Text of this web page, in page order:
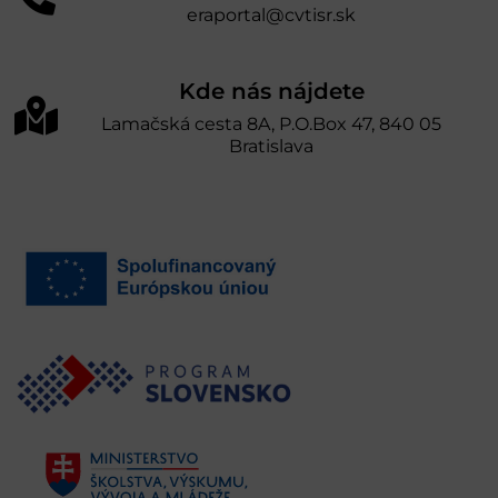
eraportal@cvtisr.sk
Kde nás nájdete
Lamačská cesta 8A, P.O.Box 47, 840 05
Bratislava